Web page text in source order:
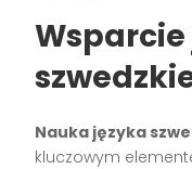
Nauka języka
kluczowym